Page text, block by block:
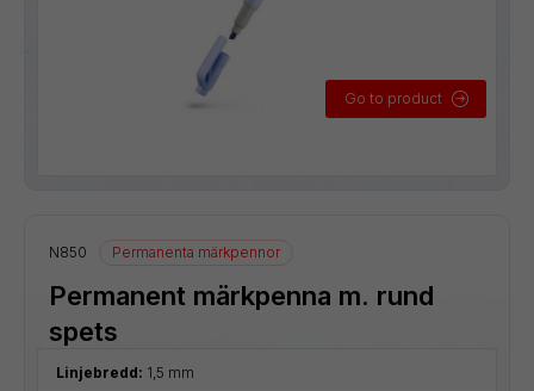
Go to product
N850 Permanenta märkpennor
Permanent märkpenna m. rund
spets
Linjebredd: 1,5 mm